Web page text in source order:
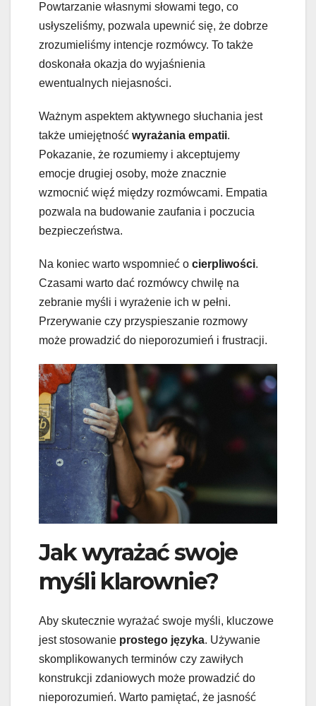
Powtarzanie własnymi słowami tego, co
usłyszeliśmy, pozwala upewnić się, że dobrze
zrozumieliśmy intencje rozmówcy. To także
doskonała okazja do wyjaśnienia
ewentualnych niejasności.
Ważnym aspektem aktywnego słuchania jest
także umiejętność wyrażania empatii.
Pokazanie, że rozumiemy i akceptujemy
emocje drugiej osoby, może znacznie
wzmocnić więź między rozmówcami. Empatia
pozwala na budowanie zaufania i poczucia
bezpieczeństwa.
Na koniec warto wspomnieć o cierpliwości.
Czasami warto dać rozmówcy chwilę na
zebranie myśli i wyrażenie ich w pełni.
Przerywanie czy przyspieszanie rozmowy
może prowadzić do nieporozumień i frustracji.
Jak wyrażać swoje
myśli klarownie?
Aby skutecznie wyrażać swoje myśli, kluczowe
jest stosowanie prostego języka. Używanie
skomplikowanych terminów czy zawiłych
konstrukcji zdaniowych może prowadzić do
nieporozumień. Warto pamiętać, że jasność